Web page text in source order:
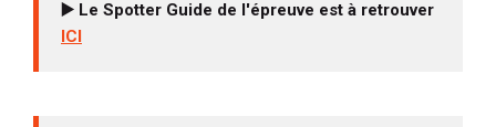
▶️ Le Spotter Guide de l'épreuve est à retrouver
ICI